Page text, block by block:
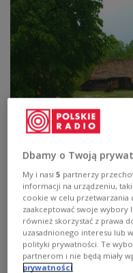
Gwara
Dbamy o Twoją
My i nasi5 partnerzy
informacji na urządzeniu,
cookie w celu przetwarzania
zaakceptować swoje wybory
również skorzystać z prawa
uzasadnionego interesu lub
polityki prywatności. Te
partnerom i nie będą miały
prywatności